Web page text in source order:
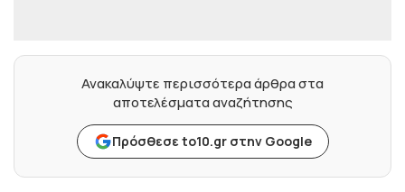
Ανακαλύψτε περισσότερα άρθρα στα
αποτελέσματα αναζήτησης
Πρόσθεσε to10.gr στην Google